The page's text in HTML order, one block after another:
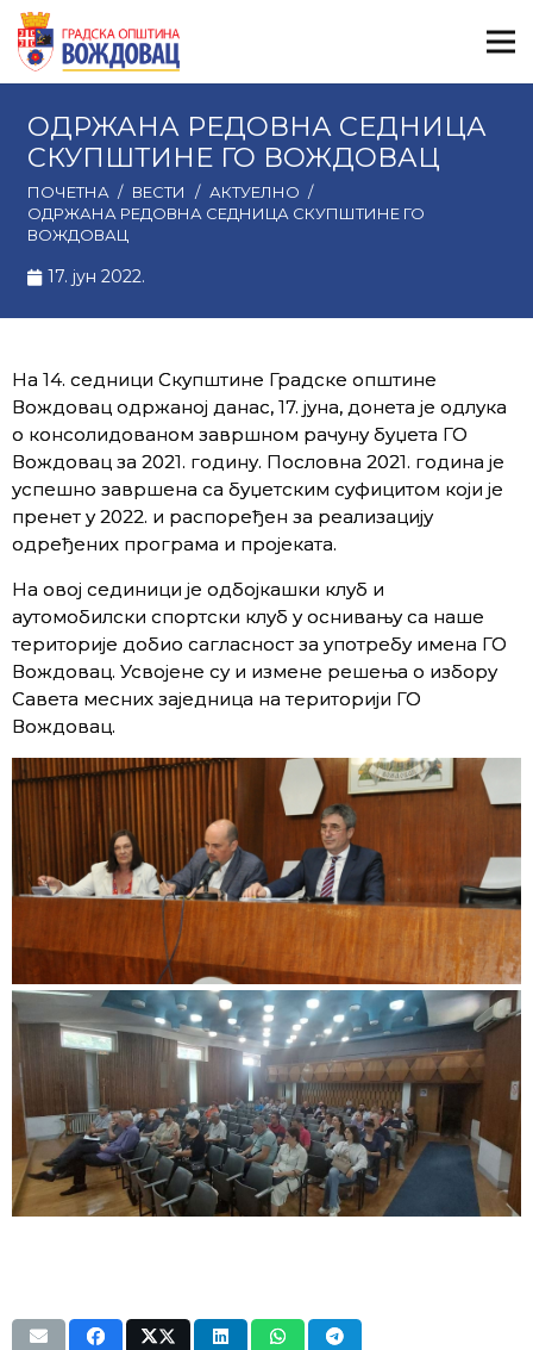
ОДРЖАНА РЕДОВНА СЕДНИЦА
СКУПШТИНЕ ГО ВОЖДОВАЦ
ПОЧЕТНА / ВЕСТИ / АКТУЕЛНО /
ОДРЖАНА РЕДОВНА СЕДНИЦА СКУПШТИНЕ ГО
ВОЖДОВАЦ
17. јун 2022.
На 14. седници Скупштине Градске општине
Вождовац одржаној данас, 17. јуна, донета је одлука
о консолидованом завршном рачуну буџета ГО
Вождовац за 2021. годину. Пословна 2021. година је
успешно завршена са буџетским суфицитом који је
пренет у 2022. и распоређен за реализацију
одређених програма и пројеката.
На овој сединици је одбојкашки клуб и
аутомобилски спортски клуб у оснивању са наше
територије добио сагласност за употребу имена ГО
Вождовац. Усвојене су и измене решења о избору
Савета месних заједница на територији ГО
Вождовац.